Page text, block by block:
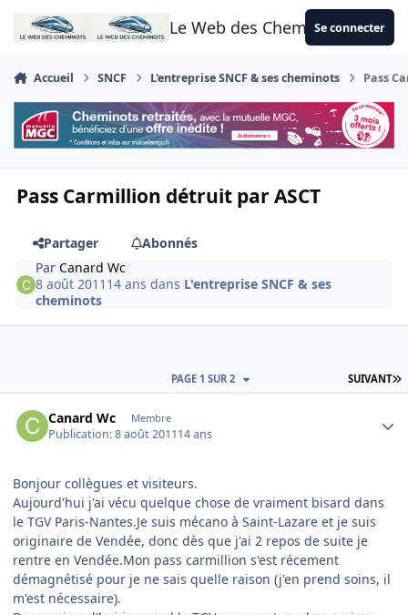
Aller au contenu
Le Web des CheminotsSe connecter
Accueil SNCF L'entreprise SNCF & ses cheminots Pass
Pass Carmillion détruit par ASCT
Partager
Abonnés
ParCanard Wc
8 août 2011 14 ans dans L'entreprise SNCF & ses
cheminots
SUIVANT
PAGE 1 SUR 2
Canard Wc Membre
Publication:8 août 201114 ans
Bonjour collègues et visiteurs.
Aujourd'hui j'ai vécu quelque chose de vraiment bisard dans
le TGV Paris-Nantes.Je suis mécano à Saint-Lazare et je suis
originaire de Vendée, donc dès que j'ai 2 repos de suite je
rentre en Vendée.Mon pass carmillion s'est récement
démagnétisé pour je ne sais quelle raison (j'en prend soins, il
m'est nécessaire).